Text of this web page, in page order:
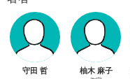
守田 哲 柚木 麻子